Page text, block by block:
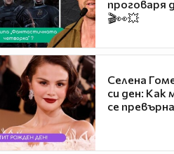
проговаря
🎬👀💥
Селена
си ден: Как
се